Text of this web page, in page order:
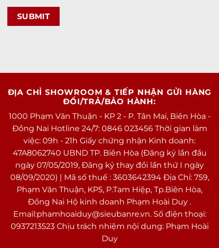
ĐỊA CHỈ SHOWROOM & TIẾP NHẬN GỬI HÀNG
ĐỔI/TRẢ/BẢO HÀNH:
1000 Phạm Văn Thuận - KP 2 - P. Tân Mai, Biên Hòa -
Đồng Nai Hotline 24/7: 0846 023456 Thời gian làm
việc: 09h - 21h Giấy chứng nhận Kinh doanh:
47A8062740 UBND TP. Biên Hòa (Đăng ký lần đầu
ngày 07/05/2019, Đăng ký thay đổi lần thứ I ngày
08/09/2020) | Mã số thuế : 3603642394 Địa Chỉ: 759,
Phạm Văn Thuận, KP5, P.Tam Hiệp, Tp.Biên Hòa,
Đồng Nai Hộ kinh doanh Phạm Hoài Duy .
Email:phamhoaiduy@sieubanre.vn. Số điện thoại:
0937213523 Chịu trách nhiệm nội dung: Phạm Hoài
Duy